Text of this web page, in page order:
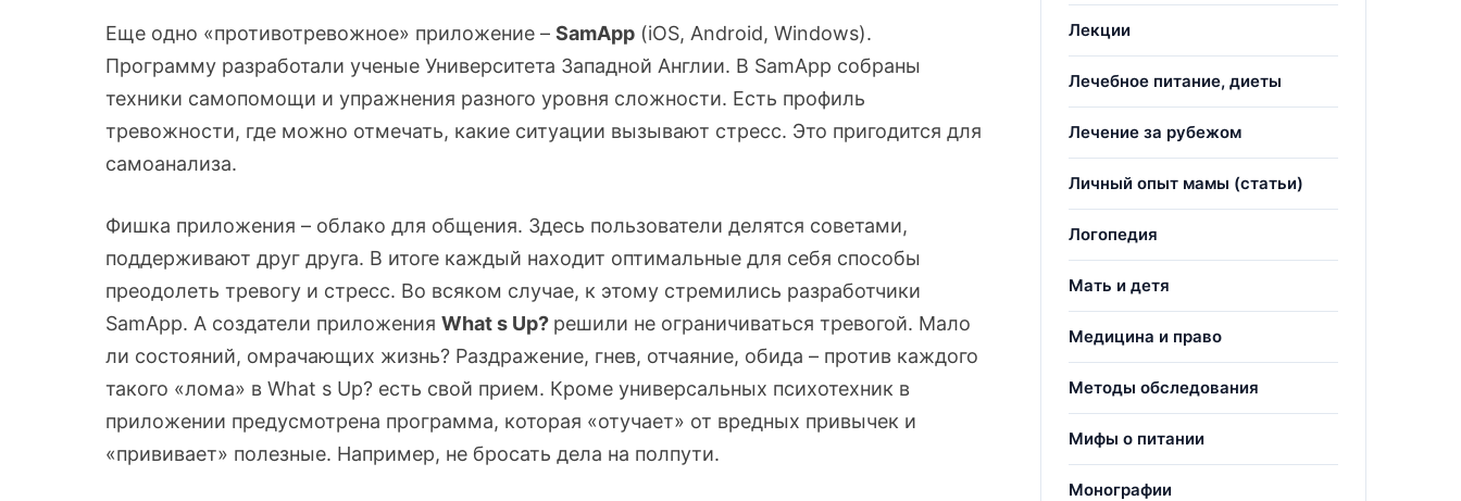
Еще одно «противотревожное» приложение – SamApp (iOS, Android, Windows).
Программу разработали ученые Университета Западной Англии. В SamApp собраны
техники самопомощи и упражнения разного уровня сложности. Есть профиль
тревожности, где можно отмечать, какие ситуации вызывают стресс. Это пригодится для
самоанализа.
Фишка приложения – облако для общения. Здесь пользователи делятся советами,
поддерживают друг друга. В итоге каждый находит оптимальные для себя способы
преодолеть тревогу и стресс. Во всяком случае, к этому стремились разработчики
SamApp. А создатели приложения What s Up? решили не ограничиваться тревогой. Мало
ли состояний, омрачающих жизнь? Раздражение, гнев, отчаяние, обида – против каждого
такого «лома» в What s Up? есть свой прием. Кроме универсальных психотехник в
приложении предусмотрена программа, которая «отучает» от вредных привычек и
«прививает» полезные. Например, не бросать дела на полпути.
Лекции
Лечебное питание, диеты
Лечение за рубежом
Личный опыт мамы (статьи)
Логопедия
Мать и детя
Медицина и право
Методы обследования
Мифы о питании
Монографии